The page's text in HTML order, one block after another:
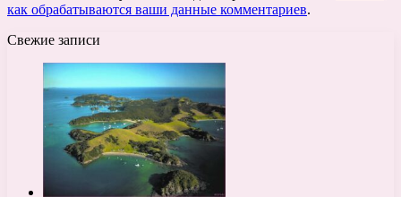
как обрабатываются ваши данные комментариев.
Свежие записи